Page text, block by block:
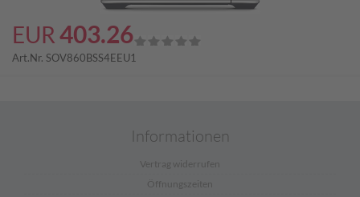
EUR403.26
Art.Nr. SOV860BSS4EEU1
Informationen
Vertrag widerrufen
Öffnungszeiten